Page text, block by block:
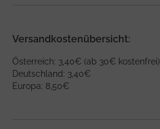
Versandkostenübersicht:
Österreich: 3,40€ (ab 30€ kostenfrei)
Deutschland: 3,40€
Europa: 8,50€